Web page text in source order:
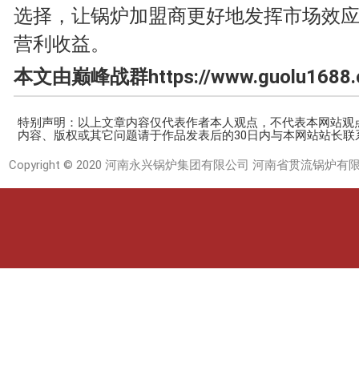
选择，让锅炉加盟商更好地发挥市场效
营利收益。
本文由巅峰战群https://
特别声明：以上文章内容仅代表作者本人观点，不代表本网站
内容、版权或其它问题请于作品发表后的30日内与本网站站长联
Copyright © 2020 河南永兴锅炉集团有限公司 河南省贯流锅炉有